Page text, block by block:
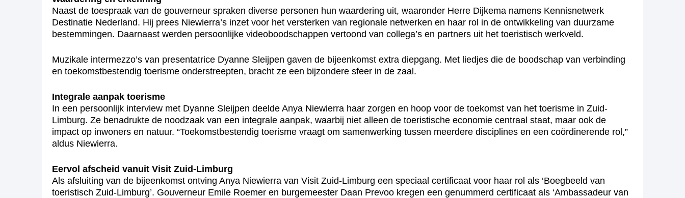
Naast de toespraak van de gouverneur spraken diverse personen hun waardering uit, waaronder Herre Dijkema namens Kennisnetwerk
Destinatie Nederland. Hij prees Niewierra’s inzet voor het versterken van regionale netwerken en haar rol in de ontwikkeling van duurzame
bestemmingen. Daarnaast werden persoonlijke videoboodschappen vertoond van collega’s en partners uit het toeristisch werkveld.
Muzikale intermezzo’s van presentatrice Dyanne Sleijpen gaven de bijeenkomst extra diepgang. Met liedjes die de boodschap van verbinding
en toekomstbestendig toerisme onderstreepten, bracht ze een bijzondere sfeer in de zaal.
Integrale aanpak toerisme
In een persoonlijk interview met Dyanne Sleijpen deelde Anya Niewierra haar zorgen en hoop voor de toekomst van het toerisme in Zuid-
Limburg. Ze benadrukte de noodzaak van een integrale aanpak, waarbij niet alleen de toeristische economie centraal staat, maar ook de
impact op inwoners en natuur. “Toekomstbestendig toerisme vraagt om samenwerking tussen meerdere disciplines en een coördinerende rol,”
aldus Niewierra.
Eervol afscheid vanuit Visit Zuid-Limburg
Als afsluiting van de bijeenkomst ontving Anya Niewierra van Visit Zuid-Limburg een speciaal certificaat voor haar rol als ‘Boegbeeld van
toeristisch Zuid-Limburg’. Gouverneur Emile Roemer en burgemeester Daan Prevoo kregen een genummerd certificaat als ‘Ambassadeur van